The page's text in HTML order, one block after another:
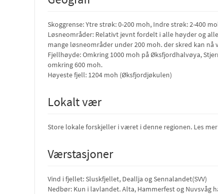
Skoggrense: Ytre strøk: 0-200 moh, Indre strøk: 2-400
Løsneområder: Relativt jevnt fordelt i alle høyder og
mange løsneområder under 200 moh. der skred kan nå
Fjellhøyde: Omkring 1000 moh på Øksfjordhalvøya,
omkring 600 moh.
Høyeste fjell: 1204 moh (Øksfjordjøkulen)
Lokalt vær
Store lokale forskjeller i været i denne regionen. Les
Værstasjoner
Vind i fjellet: Sluskfjellet, Deallja og Sennalandet(SVV)
Nedbør: Kun i lavlandet. Alta, Hammerfest og Nuvsvåg